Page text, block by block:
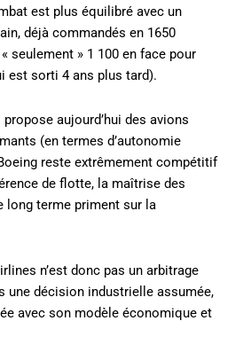
est plus équilibré avec un
déjà commandés en 1650
seulement » 1 100 en face pour
est sorti 4 ans plus tard).
aujourd’hui des avions
(en termes d’autonomie
reste extrêmement compétitif
de flotte, la maîtrise des
long terme priment sur la
n’est donc pas un arbitrage
une décision industrielle assumée,
avec son modèle économique et